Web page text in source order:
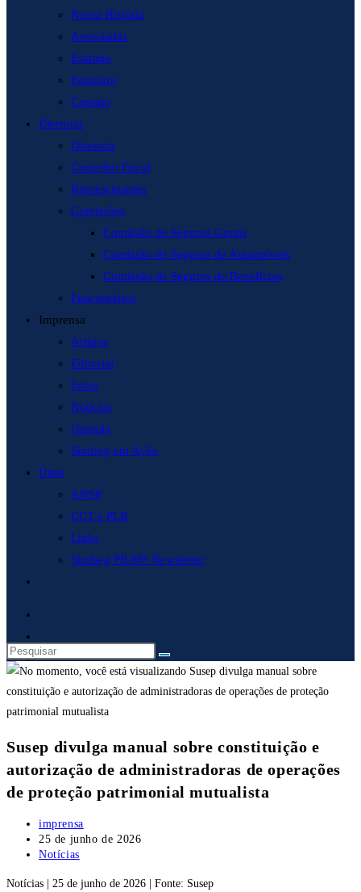
Nossa História
Associadas
Estatuto
Estrutura
Contato
Diretoria
Diretoria
Conselho Fiscal
Representantes
Comissões
Comissão de Seguros Gerais
Comissão de Seguros de Automóveis
Comissão de Seguros de Benefícios
Funcionários
Imprensa
Artigos
Editorial
Fotos
Notícias
Opinião
Sindseg em Ação
Úteis
ANSP
CCT e PLR
Links
Sindseg PR/MS Newsletter
site
Susep divulga manual sobre constituição e
autorização de administradoras de operações
de proteção patrimonial mutualista
Autor
do
post:
imprensa
Post
publicado:
25 de junho de 2026
Categoria
post:
Notícias
Notícias | 25 de junho de 2026 | Fonte: Susep